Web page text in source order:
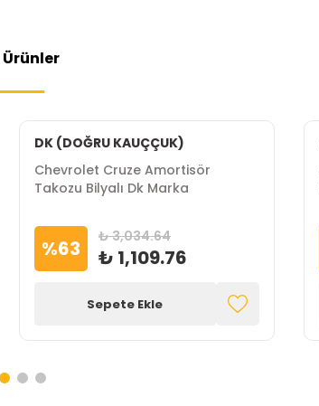
Ürünler
DK (DOĞRU KAUÇÇUK)
Chevrolet Cruze Amortisör
Takozu Bilyalı Dk Marka
%63 ₺ 3,034.64
₺ 1,109.76
Sepete Ekle